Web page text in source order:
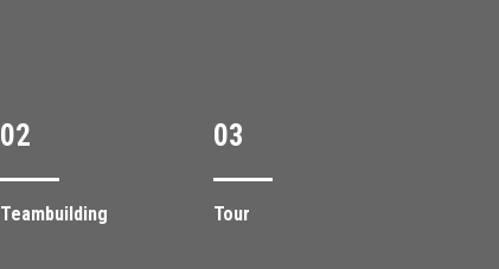
02
Teambuilding
03
Tour